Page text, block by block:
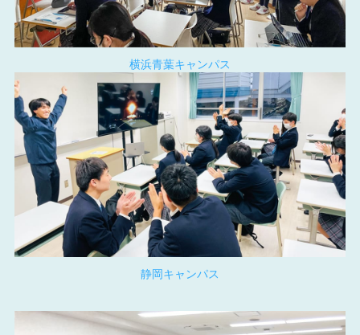
横浜青葉キャンパス
静岡キャンパス